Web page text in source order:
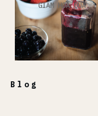
GIẤM HOA QUẢ
Blog